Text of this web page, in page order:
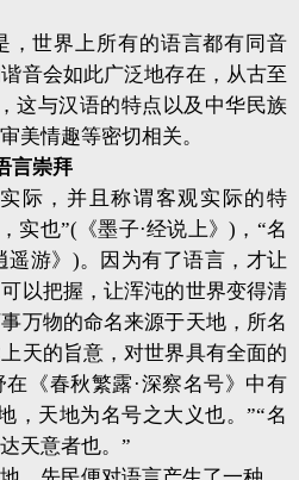
世界上所有的语言都有同音
音会如此广泛地存在，从古至
这与汉语的特点以及中华民族
美情趣等密切相关。
言崇拜
，并且称谓客观实际的特
实也”(《墨子·经说上》)，“名
遥游》)。因为有了语言，才让
以把握，让浑沌的世界变得清
万物的命名来源于天地，所名
天的旨意，对世界具有全面的
《春秋繁露·深察名号》中有
，天地为名号之大义也。”“名
天意者也。”